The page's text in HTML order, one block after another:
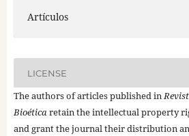
Artículos
LICENSE
The authors of articles published in
Bioéticaretain the intellectual property
and grant the journal their distribution